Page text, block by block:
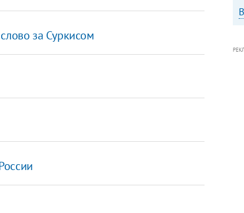
за Суркисом